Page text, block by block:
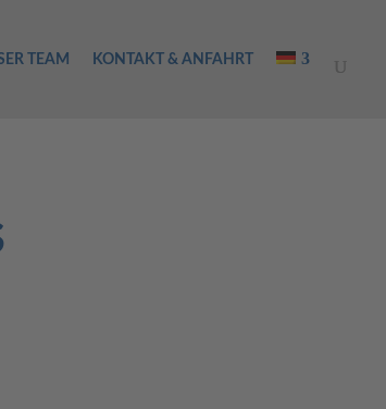
TEAM KONTAKT & ANFAHRT